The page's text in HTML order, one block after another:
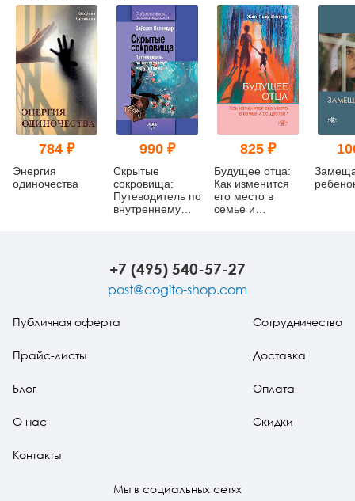
784 ₽
Энергия
одиночества
990 ₽
Скрытые
сокровища:
Путеводитель по
внутреннему
825 ₽
Будущее отца:
Как изменится
его место в
семье и
+7 (495) 540-57-27
post@cogito-shop.com
Публичная оферта
Прайс-листы
Блог
О нас
Контакты
Сотрудничество
Доставка
Оплата
Скидки
Мы в социальных сетях